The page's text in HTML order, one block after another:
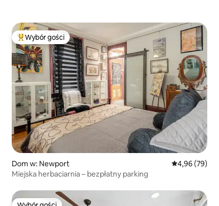
Najpopularniejsze z kategorii Wybór gości
Wybór gości
Dom w: Newport Średnia
4,96 (79)
Miejska herbaciarnia – bezpłatny parking